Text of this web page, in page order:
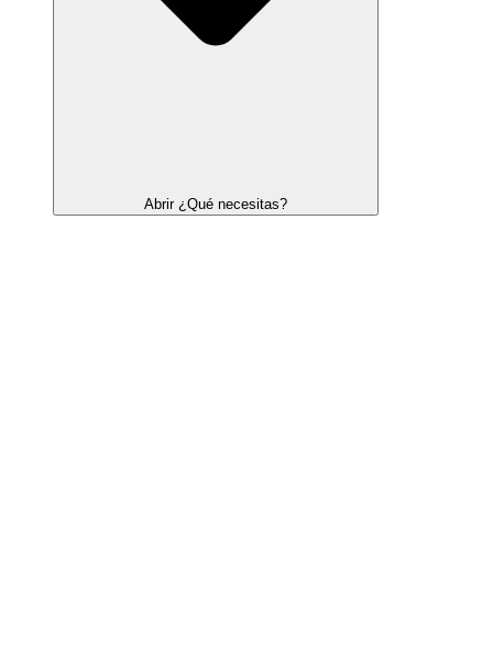
Abrir ¿Qué necesitas?